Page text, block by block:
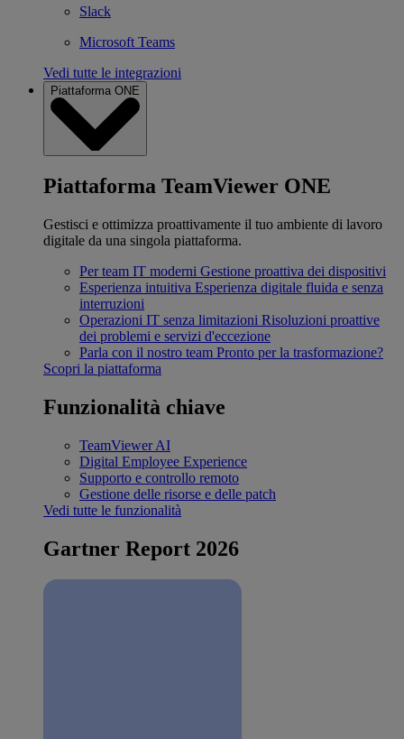
Slack
Microsoft Teams
Vedi tutte le integrazioni
Piattaforma ONE
Piattaforma TeamViewer ONE
Gestisci e ottimizza proattivamente il tuo ambiente di lavoro
digitale da una singola piattaforma.
Per team IT moderni Gestione proattiva dei dispositivi
Esperienza intuitiva Esperienza digitale fluida e senza
interruzioni
Operazioni IT senza limitazioni Risoluzioni proattive
dei problemi e servizi d'eccezione
Parla con il nostro team Pronto per la trasformazione?
Scopri la piattaforma
Funzionalità chiave
TeamViewer AI
Digital Employee Experience
Supporto e controllo remoto
Gestione delle risorse e delle patch
Vedi tutte le funzionalità
Gartner Report 2026